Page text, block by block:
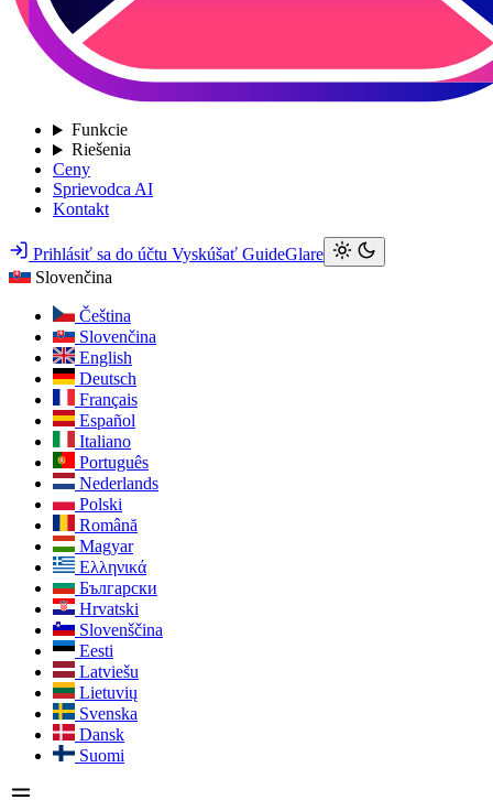
Funkcie
Riešenia
Ceny
Sprievodca AI
Kontakt
Prihlásiť sa do účtu Vyskúšať GuideGlare
Slovenčina
Čeština
Slovenčina
English
Deutsch
Français
Español
Italiano
Português
Nederlands
Polski
Română
Magyar
Ελληνικά
Български
Hrvatski
Slovenščina
Eesti
Latviešu
Lietuvių
Svenska
Dansk
Suomi